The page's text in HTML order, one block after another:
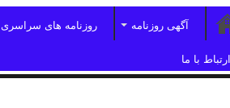
آگهی روزنامه روزنامه های سراسری
ارتباط با ما